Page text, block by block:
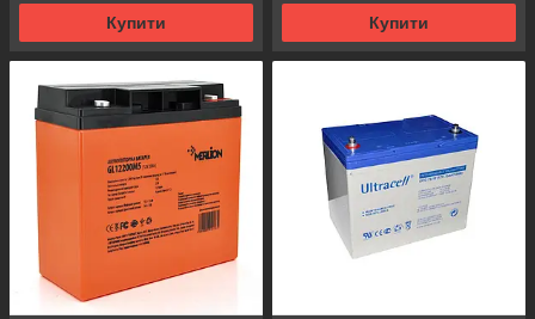
Купити Купити